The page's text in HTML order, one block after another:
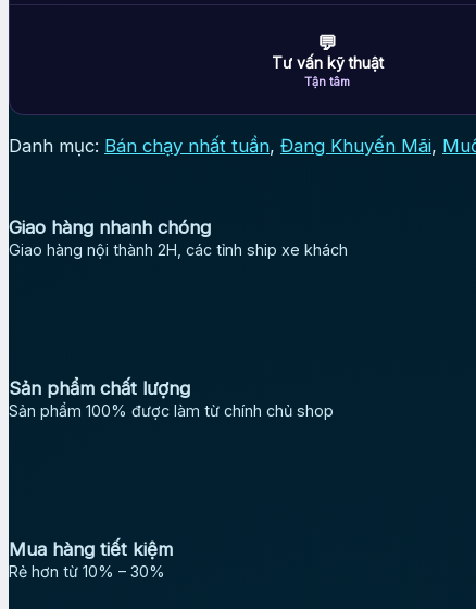
cá
💬
Tư vấn kỹ thuật
Tận tâm
Danh mục: Bán chạy nhất tuần, Đang Khuyến Mãi,
Giao hàng nhanh chóng
Giao hàng nội thành 2H, các tỉnh ship xe khách
Sản phẩm chất lượng
Sản phẩm 100% được làm từ chính chủ shop
Mua hàng tiết kiệm
Rẻ hơn từ 10% – 30%